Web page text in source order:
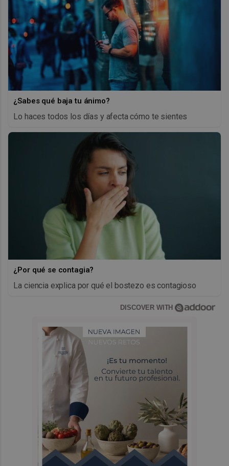
¿Sabes qué baja tu ánimo?
Lo haces todos los días y afecta cómo te sientes
¿Por qué se contagia?
La ciencia explica por qué el bostezo es contagioso
DISCOVER WITH